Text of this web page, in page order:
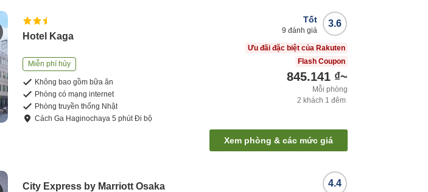
Hotel Kaga
Miễn phí hủy
Không bao gồm bữa ăn
Phòng có mạng internet
Phòng truyền thống Nhật
CáchGa Haginochaya 5 phútĐi bộ
3.6
Tốt
9 đánh giá
Ưu đãi đặc biệt của Rakuten
Flash Coupon
845.141 ₫~
Mỗi phòng
2 khách 1 đêm
Xem phòng & các mức giá
City Express by Marriott Osaka
4.4